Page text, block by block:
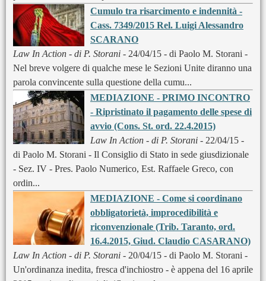
Cumulo tra risarcimento e indennità -
Cass. 7349/2015 Rel. Luigi Alessandro
SCARANO
Law In Action - di P. Storani - 24/04/15 - di Paolo M. Storani -
Nel breve volgere di qualche mese le Sezioni Unite diranno una
parola convincente sulla questione della cumu...
MEDIAZIONE - PRIMO INCONTRO
- Ripristinato il pagamento delle spese di
avvio (Cons. St. ord. 22.4.2015)
Law In Action - di P. Storani - 22/04/15 -
di Paolo M. Storani - Il Consiglio di Stato in sede giusdizionale
- Sez. IV - Pres. Paolo Numerico, Est. Raffaele Greco, con
ordin...
MEDIAZIONE - Come si coordinano
obbligatorietà, improcedibilità e
riconvenzionale (Trib. Taranto, ord.
16.4.2015, Giud. Claudio CASARANO)
Law In Action - di P. Storani - 20/04/15 - di Paolo M. Storani -
Un'ordinanza inedita, fresca d'inchiostro - è appena del 16 aprile